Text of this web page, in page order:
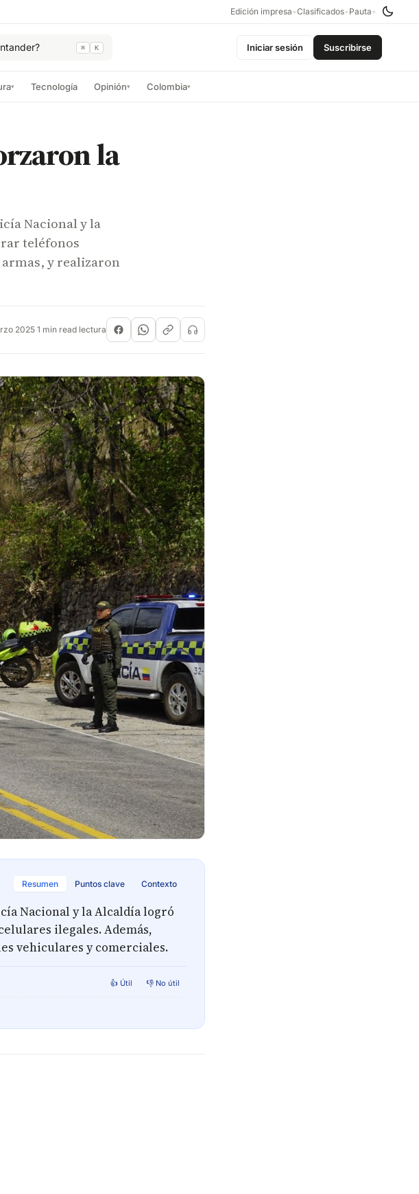
Edición impresa •Clasificados• Pauta •
⌘ K Iniciar sesión Suscribirse
▾ Tecnología Opinión▾ Colombia▾
la
Nacional y la
teléfonos
y realizaron
2025·1 min read lectura
Resumen Puntos clave Contexto
Nacional y la Alcaldía logró
ilegales. Además,
vehiculares y comerciales.
👍 Útil 👎 No útil